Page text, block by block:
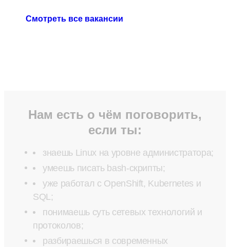
Смотреть все вакансии
Нам есть о чём поговорить,
если ты:
знаешь Linux на уровне администратора;
умеешь писать bash-скрипты;
уже работал с OpenShift, Kubernetes и
SQL;
понимаешь суть сетевых технологий и
протоколов;
разбираешься в современных